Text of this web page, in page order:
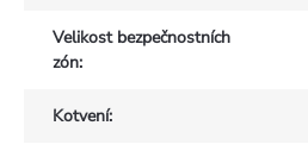
Velikost bezpečnostních
zón:
Kotvení: